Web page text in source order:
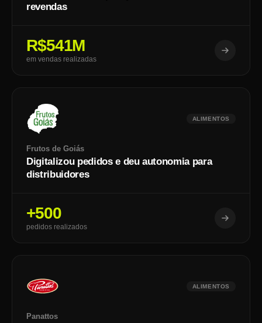
revendas
R$541M
em vendas realizadas
ALIMENTOS
Frutos de Goiás
Digitalizou pedidos e deu autonomia para
distribuidores
+500
pedidos realizados
ALIMENTOS
Panattos